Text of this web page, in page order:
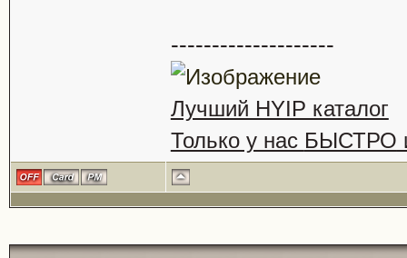
--------------------
Лучший HYIP каталог
Только у нас БЫСТРО